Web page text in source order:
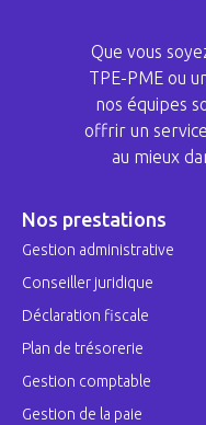
Que vous
TPE-PME ou
nos équipes
offrir un
au mieux
Nos prestations
Gestion administrative
Conseiller juridique
Déclaration fiscale
Plan de trésorerie
Gestion comptable
Gestion de la paie